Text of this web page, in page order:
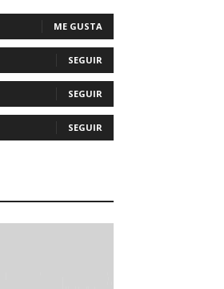
ME GUSTA
SEGUIR
SEGUIR
SEGUIR